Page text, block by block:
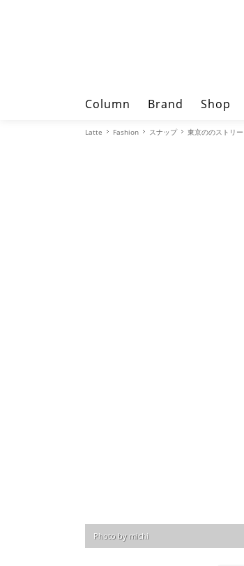
Column Brand Shop
Latte Fashion スナップ 東京ののストリ
Photo by michi